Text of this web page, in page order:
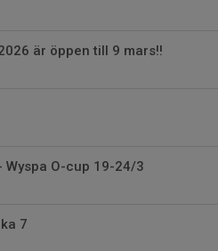
är öppen till 9 mars!!
Wyspa O-cup 19-24/3
7